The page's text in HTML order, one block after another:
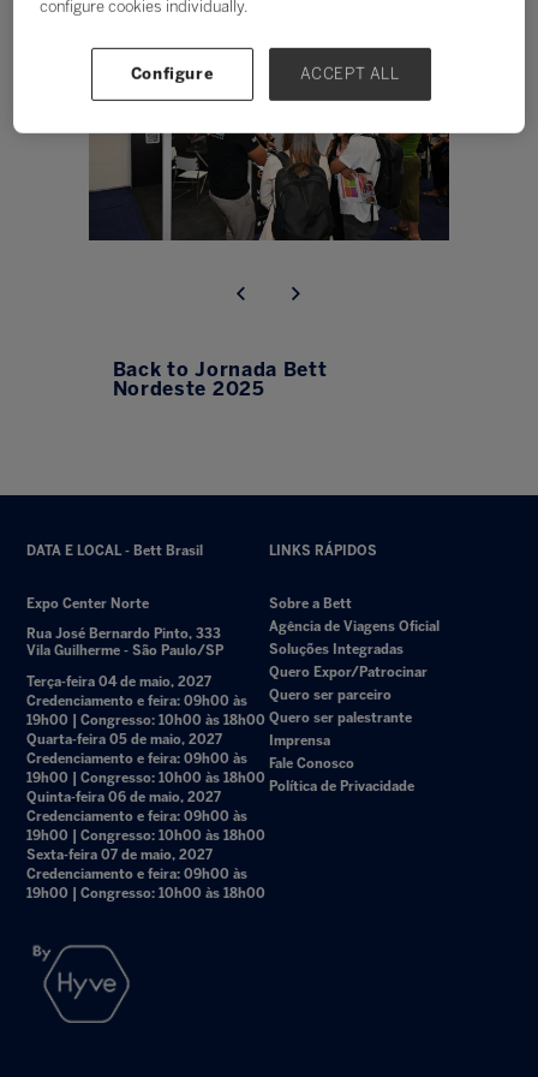
Back to Jornada Bett
Nordeste 2025
DATA E LOCAL - Bett Brasil
Expo Center Norte
Rua José Bernardo Pinto, 333
Vila Guilherme - São Paulo/SP
Terça-feira 04 de maio, 2027
Credenciamento e feira: 09h00 às
19h00 | Congresso: 10h00 às 18h00
Quarta-feira 05 de maio, 2027
Credenciamento e feira: 09h00 às
19h00 | Congresso: 10h00 às 18h00
Quinta-feira 06 de maio, 2027
Credenciamento e feira: 09h00 às
19h00 | Congresso: 10h00 às 18h00
Sexta-feira 07 de maio, 2027
Credenciamento e feira: 09h00 às
19h00 | Congresso: 10h00 às 18h00
LINKS RÁPIDOS
Sobre a Bett
Agência de Viagens Oficial
Soluções Integradas
Quero Expor/Patrocinar
Quero ser parceiro
Quero ser palestrante
Imprensa
Fale Conosco
Política de Privacidade
configure cookies individually.
Configure ACCEPT ALL